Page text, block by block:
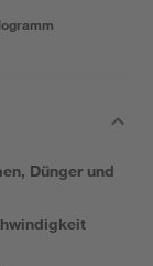
Dünger und